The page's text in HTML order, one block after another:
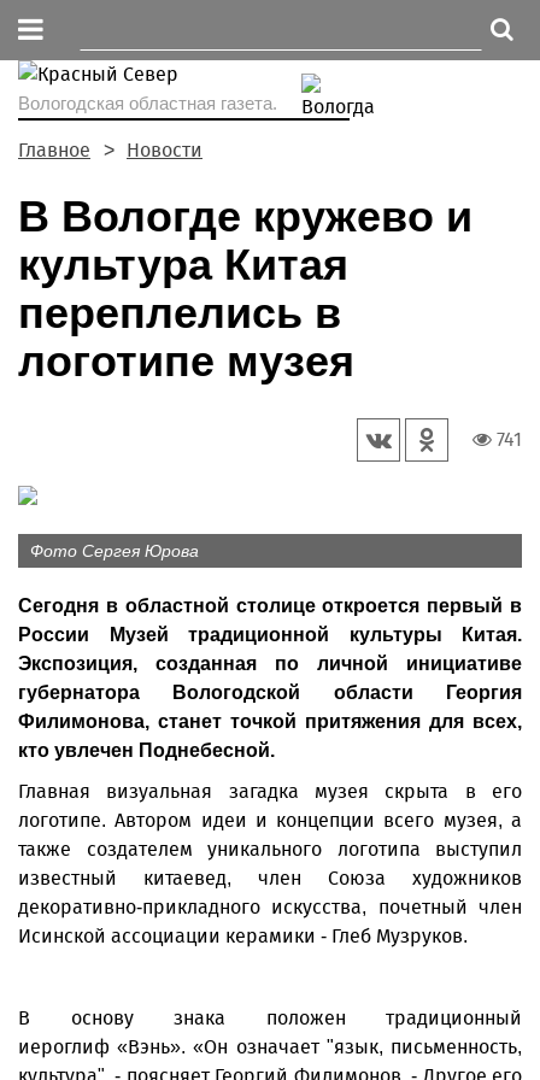
Вологодская областная газета.
Главное Новости
В Вологде кружево и
культура Китая
переплелись в
логотипе музея
741
Фото Сергея Юрова
Сегодня в областной столице откроется первый в
России Музей традиционной культуры Китая.
Экспозиция, созданная по личной инициативе
губернатора Вологодской области Георгия
Филимонова, станет точкой притяжения для всех,
кто увлечен Поднебесной.
Главная визуальная загадка музея скрыта в его
логотипе. Автором идеи и концепции всего музея, а
также создателем уникального логотипа выступил
известный китаевед, член Союза художников
декоративно-прикладного искусства, почетный член
Исинской ассоциации керамики - Глеб Музруков.
В основу знака положен традиционный
иероглиф «Вэнь». «Он означает "язык, письменность,